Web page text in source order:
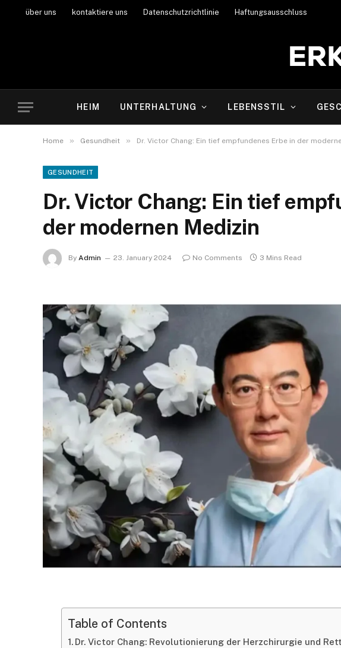
über uns kontaktiere uns Datenschutzrichtlinie Haftungsausschluss
HEIM UNTERHALTUNG LEBENSSTIL
Home » Gesundheit » Dr. Victor Chang: Ein tief empfundenes Erbe in der
GESUNDHEIT
Dr. Victor Chang: Ein tief
der modernen Medizin
By Admin 23. January 2024 No Comments 3 Mins Read
Table of Contents
Dr. Victor Chang: Revolutionierung der Herzchirurgie und